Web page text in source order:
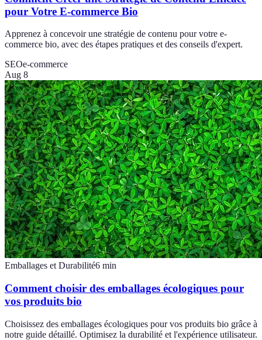
pour Votre E-commerce Bio
Apprenez à concevoir une stratégie de contenu pour votre e-
commerce bio, avec des étapes pratiques et des conseils d'expert.
SEOe-commerce
Aug 8
Emballages et Durabilité6 min
Comment choisir des emballages écologiques pour
vos produits bio
Choisissez des emballages écologiques pour vos produits bio grâce à
notre guide détaillé. Optimisez la durabilité et l'expérience utilisateur.